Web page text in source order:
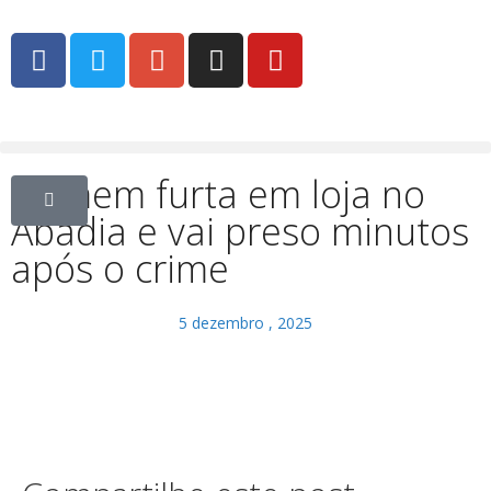
Homem furta em loja no
Abadia e vai preso minutos
após o crime
5 dezembro , 2025